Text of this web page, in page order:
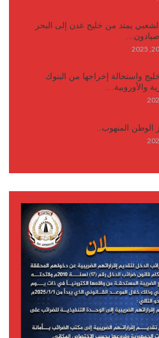
يمتد من خليج عدن إلى البحر
واستحالة إخراجها من البنوك
والأوروبية…
الوطن المنهوب..